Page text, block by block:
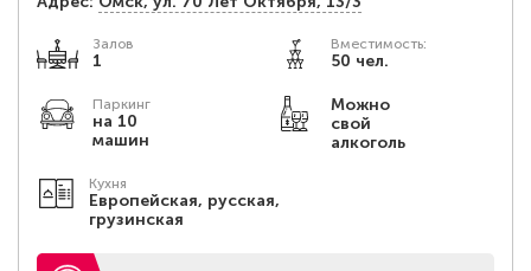
Залов
1
Вместимость:
50 чел.
Паркинг
на 10
машин
Можно
свой
алкоголь
Кухня
Европейская, русская,
грузинская